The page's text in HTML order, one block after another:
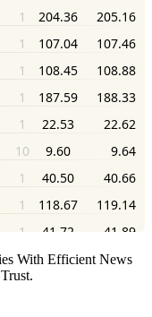
With Efficient News